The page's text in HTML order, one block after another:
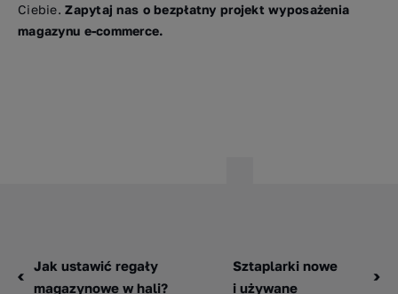
Ciebie.Zapytaj nas o bezpłatny projekt wyposażenia
magazynu e-commerce.
Jak ustawić regały
magazynowe w hali?
Sztaplarki nowe
i używane